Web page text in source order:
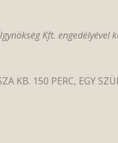
Kft. engedélyével
KB. 150 PERC, EGY